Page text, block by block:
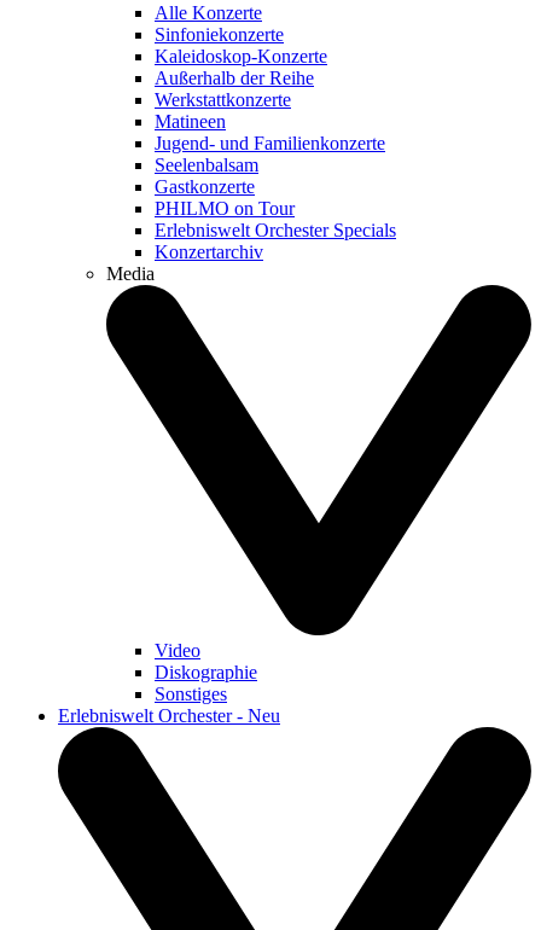
Alle Konzerte
Sinfoniekonzerte
Kaleidoskop-Konzerte
Außerhalb der Reihe
Werkstattkonzerte
Matineen
Jugend- und Familienkonzerte
Seelenbalsam
Gastkonzerte
PHILMO on Tour
Erlebniswelt Orchester Specials
Konzertarchiv
Media
Video
Diskographie
Sonstiges
Erlebniswelt Orchester - Neu